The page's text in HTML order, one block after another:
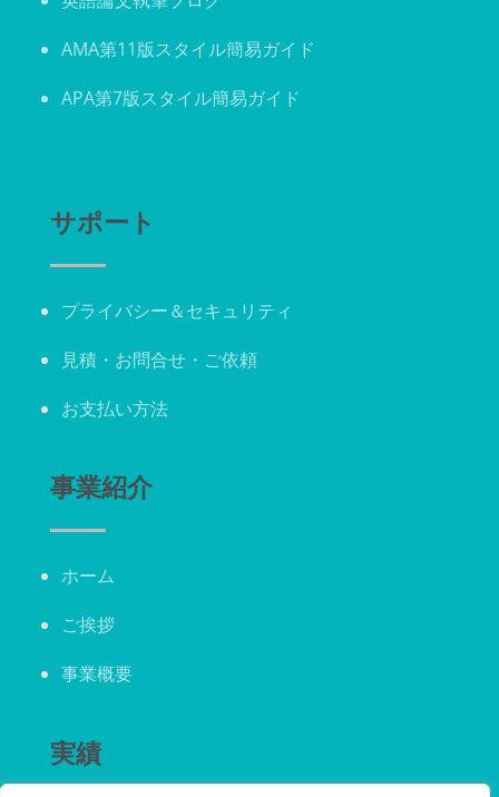
AMA第11版スタイル簡易ガイド
APA第7版スタイル簡易ガイド
サポート
プライバシー＆セキュリティ
見積・お問合せ・ご依頼
お支払い方法
事業紹介
ホーム
ご挨拶
事業概要
実績